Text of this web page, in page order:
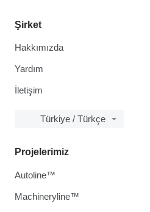
Şirket
Hakkımızda
Yardım
İletişim
Türkiye / Türkçe
Projelerimiz
Autoline™
Machineryline™